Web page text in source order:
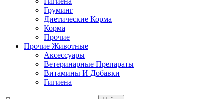
Груминг
Диетические Корма
Корма
Прочие
Прочие Животные
Аксессуары
Ветеринарные Препараты
Витамины И Добавки
Гигиена